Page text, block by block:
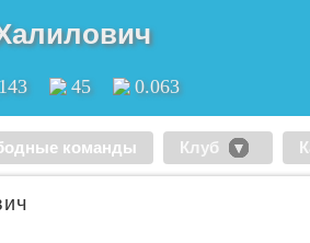
45 0.063
команды Клуб